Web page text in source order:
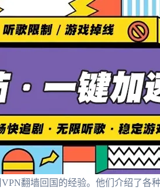
翻墙回国的经验。他们介绍了各